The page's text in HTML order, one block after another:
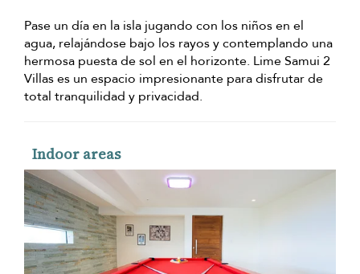
Pase un día en la isla jugando con los niños en el
agua, relajándose bajo los rayos y contemplando una
hermosa puesta de sol en el horizonte. Lime Samui 2
Villas es un espacio impresionante para disfrutar de
total tranquilidad y privacidad.
Indoor areas